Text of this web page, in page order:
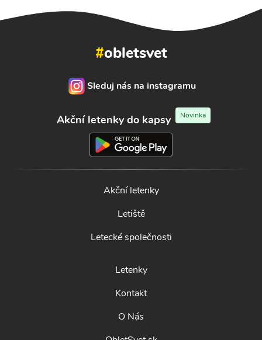
#obletsvet
Sleduj nás na instagramu
Akční letenky do kapsy Novinka
Akční letenky
Letiště
Letecké společnosti
Letenky
Kontakt
O Nás